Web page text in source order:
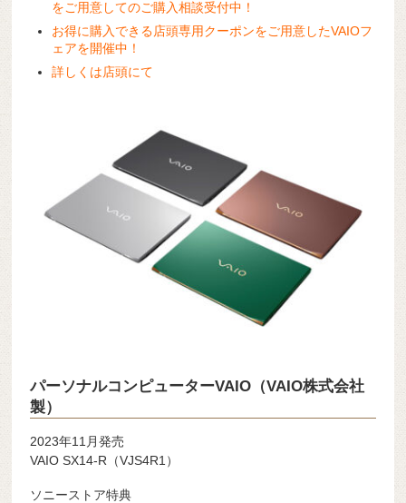
をご用意してのご購入相談受付中！
お得に購入できる店頭専用クーポンをご用意したVAIOフ
ェアを開催中！
詳しくは店頭にて
パーソナルコンピューターVAIO（VAIO株式会社
製）
2023年11月発売
VAIO SX14-R（VJS4R1）
ソニーストア特典